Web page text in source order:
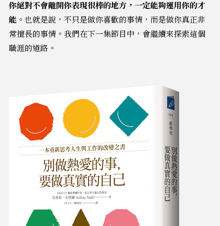
你絕對不會離開你表現很棒的地方，一定能夠運用你的才
能 。也就是說，不只是做你喜歡的事情，而是做你真正非
常擅長的事情。我們在下一集節目中，會繼續來探索這個
職涯的道路。